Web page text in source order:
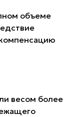
объеме
весом более